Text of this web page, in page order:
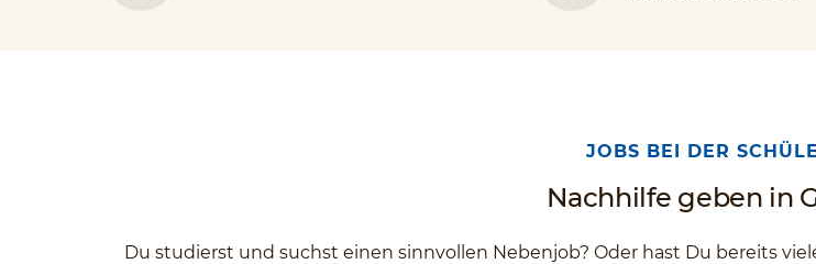
JOBS BEI DER
Nachhilfe geben in
Du studierst und suchst einen sinnvollen Nebenjob? Oder hast Du bereits